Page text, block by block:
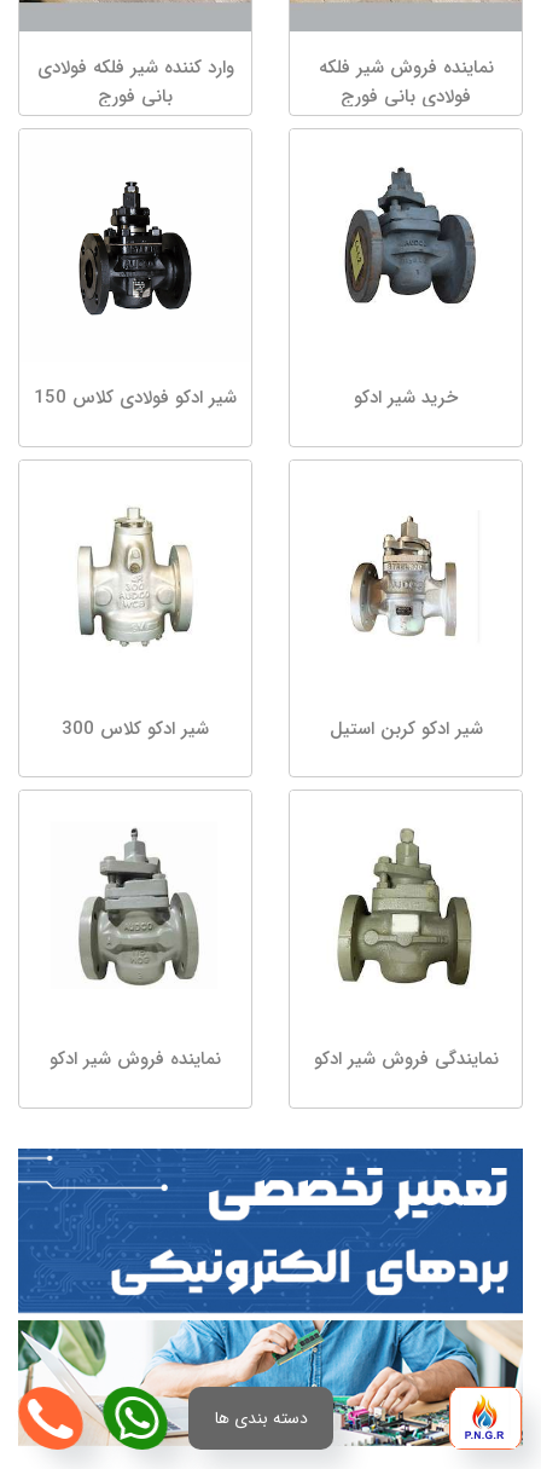
نماینده فروش شیر فلکه
فولادی بانی فورج
وارد کننده شیر فلکه فولادی
بانی فورج
خرید شیر ادکو شیر ادکو فولادی کلاس 150
شیر ادکو کربن استیل شیر ادکو کلاس 300
نمایندگی فروش شیر ادکو نماینده فروش شیر ادکو
دسته بندی ها